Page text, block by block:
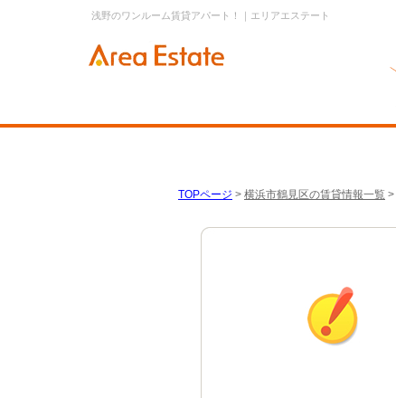
浅野のワンルーム賃貸アパート！｜エリアエステート
TOPページ > 横浜市鶴見区の賃貸情報一覧 >